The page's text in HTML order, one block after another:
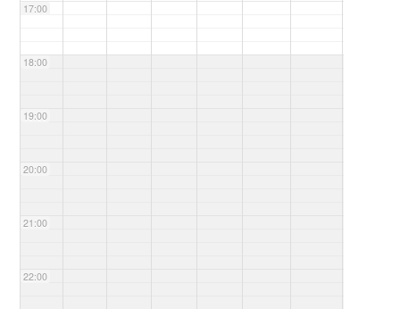
17:00
18:00
19:00
20:00
21:00
22:00